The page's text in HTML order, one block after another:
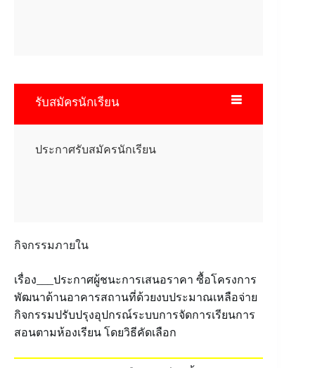
รับสมัครนักเรียน
ประกาศรับสมัครนักเรียน
กิจกรรมภายใน
เรื่อง___ประกาศผู้ชนะการเสนอราคา ซื้อโครงการ
พัฒนาด้านอาคารสถานที่ด้วยงบประมาณเหลือจ่าย
กิจกรรมปรับปรุงอุปกรณ์ระบบการจัดการเรียนการ
สอนตามห้องเรียน โดยวิธีคัดเลือก